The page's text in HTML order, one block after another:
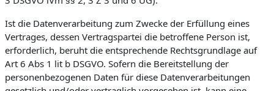
Ist die Datenverarbeitung zum Zwecke der Erfüllung eines
Vertrages, dessen Vertragspartei die betroffene Person ist,
erforderlich, beruht die entsprechende Rechtsgrundlage auf
Art 6 Abs 1 lit b DSGVO. Sofern die Bereitstellung der
personenbezogenen Daten für diese Datenverarbeitungen